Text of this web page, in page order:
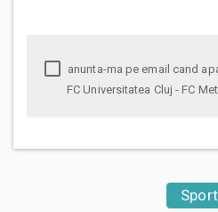
FC Universitatea Cluj - FC
Sport